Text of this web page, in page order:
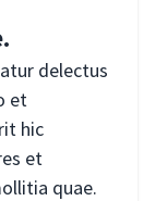
delectus
et
hic
et
quae.